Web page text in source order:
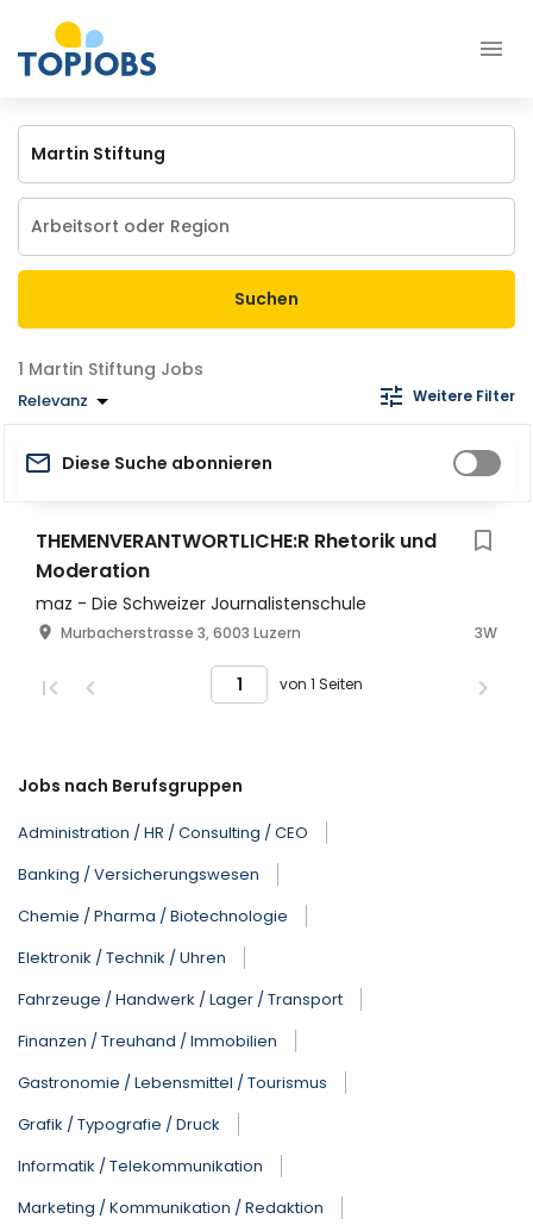
Suchen
Martin Stiftung Jobs
Relevanz Weitere Filter
Diese Suche abonnieren
THEMENVERANTWORTLICHE:R Rhetorik und
Moderation
maz - Die Schweizer Journalistenschule
Murbacherstrasse 3, 6003 Luzern 3W
von 1 Seiten
Jobs nach Berufsgruppen
Administration / HR / Consulting / CEO
Banking / Versicherungswesen
Chemie / Pharma / Biotechnologie
Elektronik / Technik / Uhren
Fahrzeuge / Handwerk / Lager / Transport
Finanzen / Treuhand / Immobilien
Gastronomie / Lebensmittel / Tourismus
Grafik / Typografie / Druck
Informatik / Telekommunikation
Marketing / Kommunikation / Redaktion